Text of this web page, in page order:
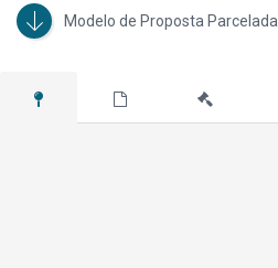
Modelo de Proposta Parcelada